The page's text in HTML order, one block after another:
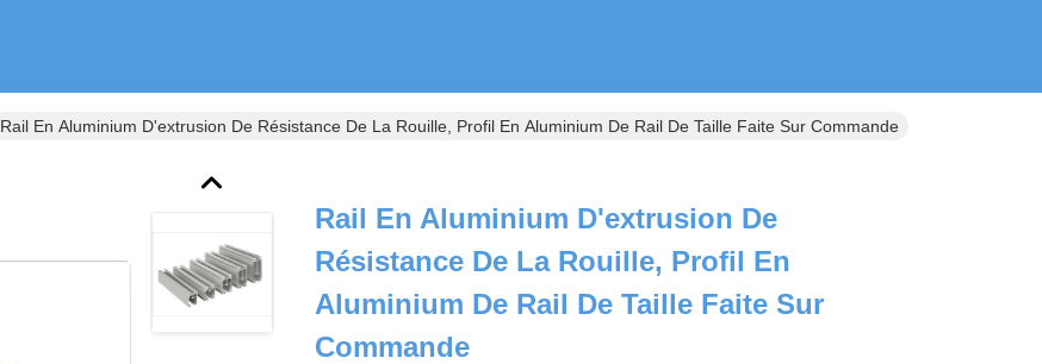
Rail En Aluminium D'extrusion De Résistance De La Rouille, Profil En Aluminium De Rail De Taille Faite Sur Commande
Rail En Aluminium D'extrusion De
Résistance De La Rouille, Profil En
Aluminium De Rail De Taille Faite Sur
Commande